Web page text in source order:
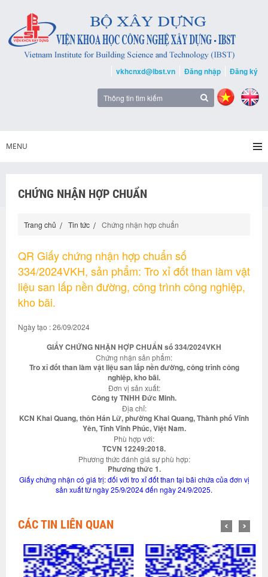
vkhcnxd@ibst.vn Đăng nhập Đăng ký
MENU
CHỨNG NHẬN HỢP CHUẨN
Trang chủ Tin tức Chứng nhận hợp chuẩn
QR Giấy chứng nhận hợp chuẩn số
334/2024VKH, sản phẩm: Tro xỉ đốt than làm vật
liệu san lấp nền đường, công trình công nghiệp,
kho bãi.
Ngày tạo : 26/09/2024
GIẤY CHỨNG NHẬN HỢP CHUẨN số 334/2024VKH
Chứng nhận sản phẩm:
Tro xỉ đốt than làm vật liệu san lấp nền đường, công trình công
nghiệp, kho bãi.
Đơn vị sản xuất:
Công ty TNHH Đức Minh.
Địa chỉ:
KCN Khai Quang, thôn Hán Lữ, phường Khai Quang, Thành phố Vĩnh
Yên, Tỉnh Vĩnh Phúc, Việt Nam.
Phù hợp với:
TCVN 12249:2018.
Phương thức đánh giá sự phù hợp:
Phương thức 1.
Giấy chứng nhận có giá trị: đối với tro xỉ đốt than tại bãi chứa của đơn vị
sản xuất từ ngày 25/9/2024 đến ngày 24/9/2025.
CÁC TIN LIÊN QUAN